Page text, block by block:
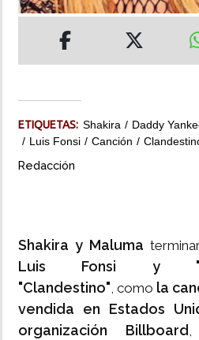
ETIQUETAS: Shakira Daddy
Luis Fonsi
Canción
Redacción
Shakira y Maluma
Luis Fonsi y
"Clandestino", como la
vendida en Estados
organización Billboard ,